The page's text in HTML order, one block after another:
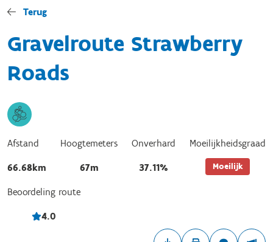
Terug
Gravelroute Strawberry
Roads
Afstand
66.68km
Hoogtemeters
67m
Onverhard
37.11%
Moeilijkheidsgraad
Moeilijk
Beoordeling route
4.0